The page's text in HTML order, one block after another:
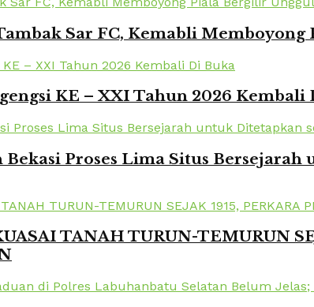
Sar FC, Kemabli Memboyong
KE – XXI Tahun 2026 Kembali
Proses Lima Situs
TANAH TURUN-TEMURUN